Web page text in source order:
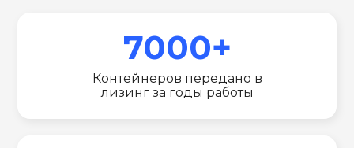
7000+
Контейнеров передано в
лизинг за годы работы